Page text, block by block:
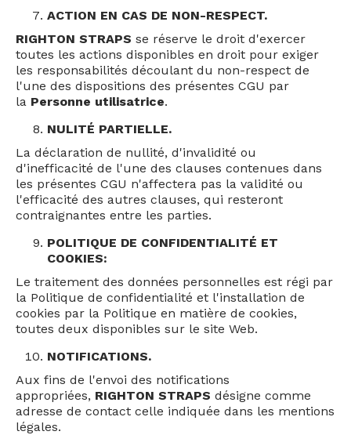
ACTION EN CAS DE NON-RESPECT.
RIGHTON STRAPS se réserve le droit d'exercer
toutes les actions disponibles en droit pour exiger
les responsabilités découlant du non-respect de
l'une des dispositions des présentes CGU par
la Personne utilisatrice.
NULITÉ PARTIELLE.
La déclaration de nullité, d'invalidité ou
d'inefficacité de l'une des clauses contenues dans
les présentes CGU n'affectera pas la validité ou
l'efficacité des autres clauses, qui resteront
contraignantes entre les parties.
POLITIQUE DE CONFIDENTIALITÉ ET
COOKIES:
Le traitement des données personnelles est régi par
la Politique de confidentialité et l'installation de
cookies par la Politique en matière de cookies,
toutes deux disponibles sur le site Web.
NOTIFICATIONS.
Aux fins de l'envoi des notifications
appropriées, RIGHTON STRAPS désigne comme
adresse de contact celle indiquée dans les mentions
légales.